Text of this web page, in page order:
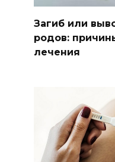
Загиб или
родов:
лечения